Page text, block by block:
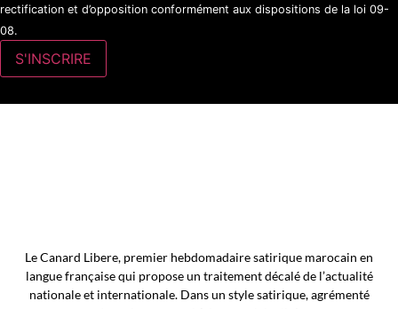
rectification et d’opposition conformément aux dispositions de la loi 09-
08.
Le Canard Libere, premier hebdomadaire satirique marocain en
langue française qui propose un traitement décalé de l’actualité
nationale et internationale. Dans un style satirique, agrémenté